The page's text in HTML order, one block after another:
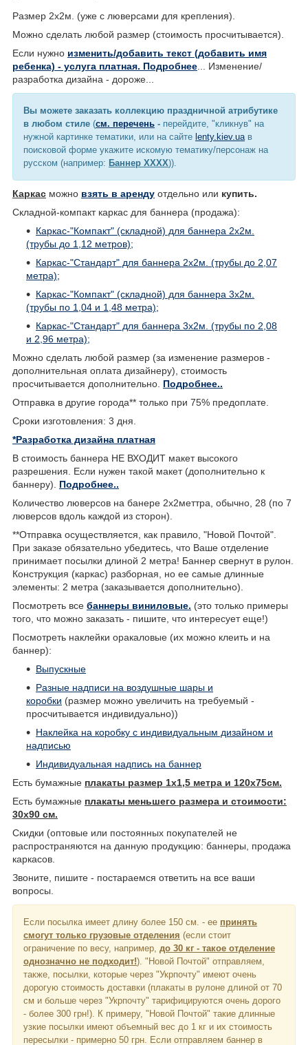
Размер 2х2м. (уже с люверсами для крепления).
Можно сделать любой размер (стоимость просчитывается).
Если нужно изменить/добавить текст (добавить имя
ребенка) - услуга платная. Подробнее... Изменение/
разработка дизайна - дороже...
Вы можете заказать коллекцию праздничной атрибутике
в любом стиле (см. перечень - перейдите, "кликнув" на
нужной картинке тематики, или на сайте lenty.kiev.uaв
поисковой форме укажите искомую тематику/персонаж на
русском (например: Баннер ХХХХ)).
Каркас можно взять в аренду отдельно или купить.
Складной-компакт каркас для баннера (продажа):
Каркас-"Компакт" (складной) для баннера 2х2м.
(трубы до 1,12 метров);
Каркас-"Стандарт" для баннера 2х2м. (трубы до 2,07
метра);
Каркас-"Компакт" (складной) для баннера 3х2м.
(трубы по 1,04 и 1,48 метра);
Каркас-"Стандарт" для баннера 3х2м. (трубы по 2,08
и 2,96 метра);
Можно сделать любой размер (за изменение размеров -
дополнительная оплата дизайнеру), стоимость
просчитывается дополнительно. Подробнее..
Отправка в другие города** только при 75% предоплате.
Сроки изготовления: 3 дня.
*Разработка дизайна платная
В стоимость баннера НЕ ВХОДИТ макет высокого
разрешения. Если нужен такой макет (дополнительно к
баннеру). Подробнее..
Количество люверсов на банере 2х2меттра, обычно, 28 (по 7
люверсов вдоль каждой из сторон).
**Отправка осуществляется, как правило, "Новой Почтой".
При заказе обязательно убедитесь, что Ваше отделение
принимает посылки длиной 2 метра! Баннер свернут в рулон.
Конструкция (каркас) разборная, но ее самые длинные
элементы: 2 метра (заказывается дополнительно).
Посмотреть все баннеры виниловые. (это только примеры
того, что можно заказать - пишите, что интересует еще!)
Посмотреть наклейки оракаловые (их можно клеить и на
баннер):
Выпускные
Разные надписи на воздушные шары и
коробки (размер можно увеличить на требуемый -
просчитывается индивидуально))
Наклейка на коробку с индивидуальным дизайном и
надписью
Индивидуальная надпись на баннер
Есть бумажные плакаты размер 1х1,5 метра и 120х75см.
Есть бумажные плакаты меньшего размера и стоимости:
30х90 см.
Скидки (оптовые или постоянных покупателей не
распространяются на данную продукцию: баннеры, продажа
каркасов.
Звоните, пишите - постараемся ответить на все ваши
вопросы.
Если посылка имеет длину более 150 см. - ее принять
смогут только грузовые отделения (если стоит
ограничение по весу, например, до 30 кг - такое отделение
однозначно не подходит!). "Новой Почтой" отправляем,
также, посылки, которые через "Укрпочту" имеют очень
дорогую стоимость доставки (плакаты в рулоне длиной от 70
см и больше через "Укрпочту" тарифицируются очень дорого
- более 300 грн!). К примеру, "Новой Почтой" такие длинные
узкие посылки имеют объемный вес до 1 кг и их стоимость
пересылки - примерно 50 грн. Если отправляем баннер в